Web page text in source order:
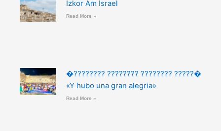
Izkor Am Israel
Read More »
�???????? ???????? ???????? ?????�
«Y hubo una gran alegria»
Read More »